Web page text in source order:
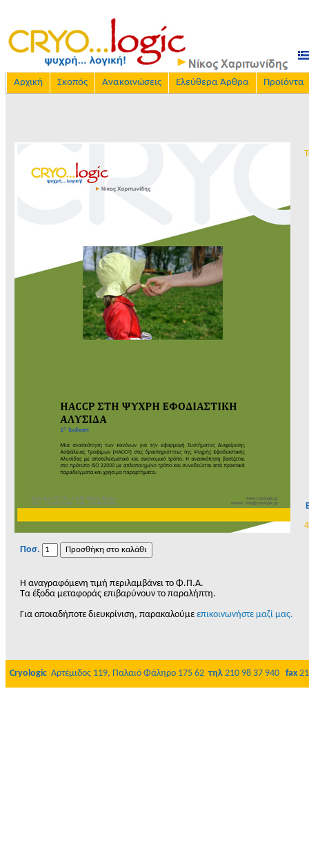
Αρχική Σκοπός Ανακοινώσεις Ελεύθερα Άρθρα Προϊόντα
Ποσ.
H αναγραφόμενη τιμή περιλαμβάνει το Φ.Π.Α.
Τα έξοδα μεταφοράς επιβαρύνουν το παραλήπτη.
Για οποιαδήποτε διευκρίνιση, παρακαλούμε επικοινωνήστε μαζί μας.
Cryologic Αρτέμιδος 119, Παλαιό Φάληρο 175 62τηλ 210 98 37 940 fax